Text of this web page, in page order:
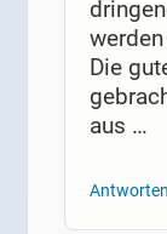
Die
aus …
Antworten